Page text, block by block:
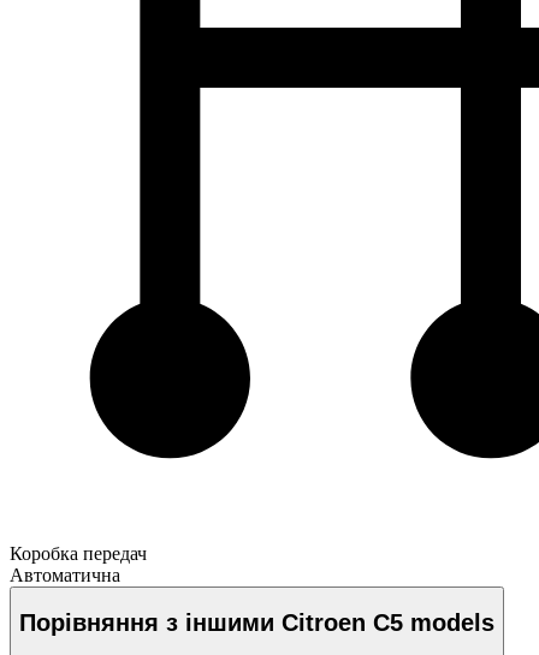
Коробка передач
Автоматична
Порівняння з іншими Citroen C5 models